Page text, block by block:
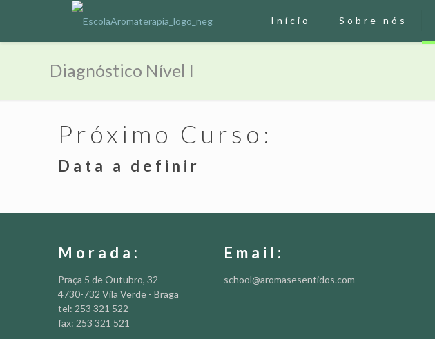
Início Sobre nós
Diagnóstico Nível I
Próximo Curso:
Data a definir
Morada:
Praça 5 de Outubro, 32
4730-732 Vila Verde - Braga
tel: 253 321 522
fax: 253 321 521
Email:
school@aromasesentidos.com